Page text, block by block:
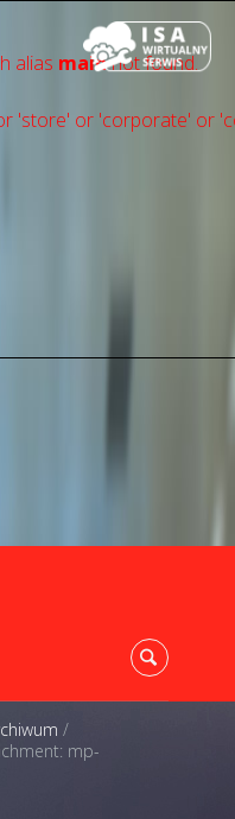
alias mainnot found.
'store' or 'сorporate' or
/
mp-